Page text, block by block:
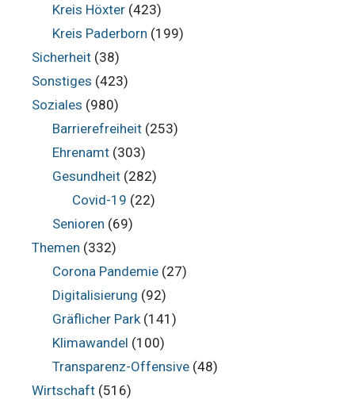
Kreis Höxter(423)
Kreis Paderborn (199)
Sicherheit (38)
Sonstiges (423)
Soziales (980)
Barrierefreiheit(253)
Ehrenamt(303)
Gesundheit(282)
Covid-19 (22)
Senioren (69)
Themen (332)
Corona Pandemie(27)
Digitalisierung (92)
Gräflicher Park(141)
Klimawandel (100)
Transparenz-Offensive(48)
Wirtschaft (516)